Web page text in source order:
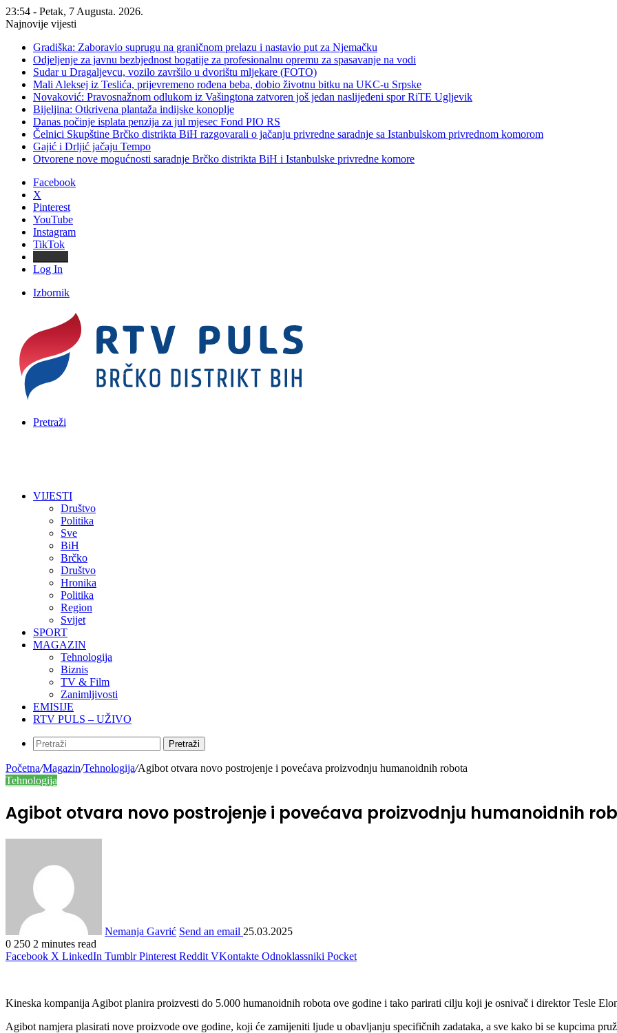
23:54 - Petak, 7 Augusta. 2026.
Najnovije vijesti
Gradiška: Zaboravio suprugu na graničnom prelazu i nastavio put za Njemačku
Odjeljenje za javnu bezbjednost bogatije za profesionalnu opremu za spasavanje na vodi
Sudar u Dragaljevcu, vozilo završilo u dvorištu mljekare (FOTO)
Mali Aleksej iz Teslića, prijevremeno rođena beba, dobio životnu bitku na UKC-u Srpske
Novaković: Pravosnažnom odlukom iz Vašingtona zatvoren još jedan naslijeđeni spor RiTE Ugljevik
Bijeljina: Otkrivena plantaža indijske konoplje
Danas počinje isplata penzija za jul mjesec Fond PIO RS
Čelnici Skupštine Brčko distrikta BiH razgovarali o jačanju privredne saradnje sa Istanbulskom privrednom komorom
Gajić i Drljić jačaju Tempo
Otvorene nove mogućnosti saradnje Brčko distrikta BiH i Istanbulske privredne komore
Facebook
X
Pinterest
YouTube
Instagram
TikTok
Log In
Izbornik
Pretraži
VIJESTI
Društvo
Politika
Sve
BiH
Brčko
Društvo
Hronika
Politika
Region
Svijet
SPORT
MAGAZIN
Tehnologija
Biznis
TV & Film
Zanimljivosti
EMISIJE
RTV PULS – UŽIVO
Pretraži
Početna/Magazin/Tehnologija/Agibot otvara novo postrojenje i povećava proizvodnju humanoidnih robota
Tehnologija
Agibot otvara novo postrojenje i povećava proizvodnju humanoidnih
Nemanja Gavrić Send an email 25.03.2025
0 250 2 minutes read
Facebook X LinkedIn Tumblr Pinterest Reddit VKontakte Odnoklassniki Pocket
Kineska kompanija Agibot planira proizvesti do 5.000 humanoidnih robota ove godine i tako parirati cilju koji je osnivač i direktor Tesle
Agibot namjera plasirati nove proizvode ove godine, koji će zamijeniti ljude u obavljanju specifičnih zadataka, a sve kako bi se kupcima